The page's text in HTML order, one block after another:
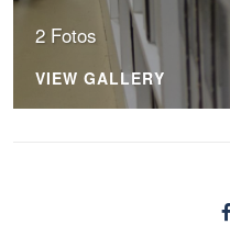
2 Fotos
VIEW GALLERY